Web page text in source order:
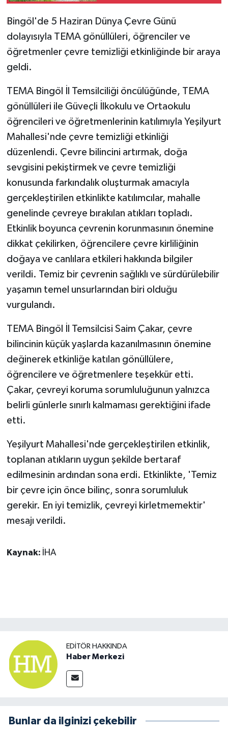
Bingöl'de 5 Haziran Dünya Çevre Günü
dolayısıyla TEMA gönüllüleri, öğrenciler ve
öğretmenler çevre temizliği etkinliğinde bir araya
geldi.
TEMA Bingöl İl Temsilciliği öncülüğünde, TEMA
gönüllüleri ile Güveçli İlkokulu ve Ortaokulu
öğrencileri ve öğretmenlerinin katılımıyla Yeşilyurt
Mahallesi'nde çevre temizliği etkinliği
düzenlendi. Çevre bilincini artırmak, doğa
sevgisini pekiştirmek ve çevre temizliği
konusunda farkındalık oluşturmak amacıyla
gerçekleştirilen etkinlikte katılımcılar, mahalle
genelinde çevreye bırakılan atıkları topladı.
Etkinlik boyunca çevrenin korunmasının önemine
dikkat çekilirken, öğrencilere çevre kirliliğinin
doğaya ve canlılara etkileri hakkında bilgiler
verildi. Temiz bir çevrenin sağlıklı ve sürdürülebilir
yaşamın temel unsurlarından biri olduğu
vurgulandı.
TEMA Bingöl İl Temsilcisi Saim Çakar, çevre
bilincinin küçük yaşlarda kazanılmasının önemine
değinerek etkinliğe katılan gönüllülere,
öğrencilere ve öğretmenlere teşekkür etti.
Çakar, çevreyi koruma sorumluluğunun yalnızca
belirli günlerle sınırlı kalmaması gerektiğini ifade
etti.
Yeşilyurt Mahallesi'nde gerçekleştirilen etkinlik,
toplanan atıkların uygun şekilde bertaraf
edilmesinin ardından sona erdi. Etkinlikte, 'Temiz
bir çevre için önce bilinç, sonra sorumluluk
gerekir. En iyi temizlik, çevreyi kirletmemektir'
mesajı verildi.
Kaynak: İHA
EDITÖR HAKKINDA
Haber Merkezi
Bunlar da ilginizi çekebilir
SPOR
TEKNOLOJİ